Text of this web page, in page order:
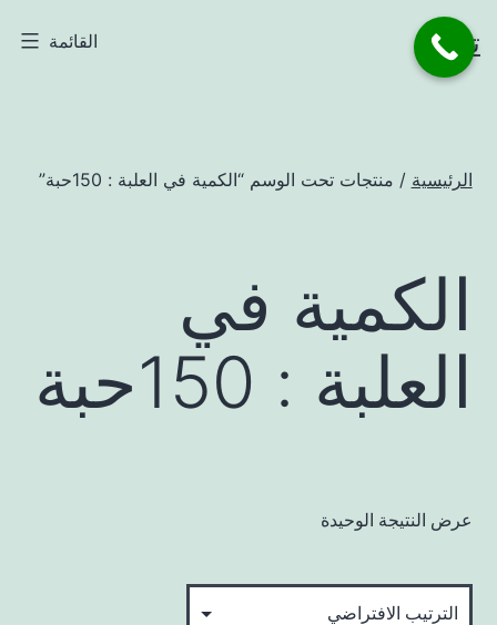
التخطي
إلىتاجر القائمة
الرئيسية / منتجات تحت الوسم “الكمية في العلبة : 150حبة”
الكمية في
العلبة : 150حبة
عرض النتيجة الوحيدة